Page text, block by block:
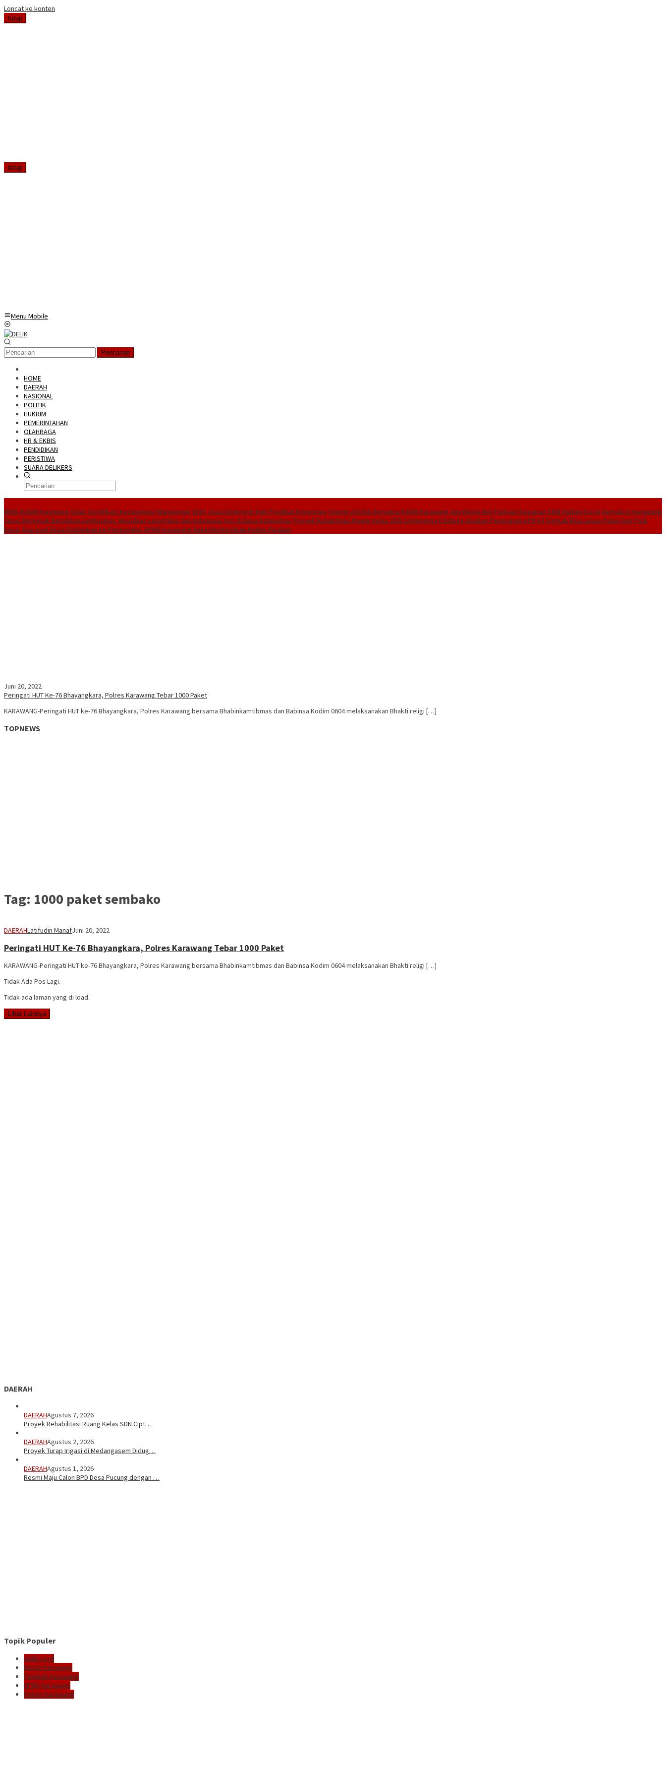
Loncat ke konten
tutup
tutup
Menu Mobile
Pencarian
HOME
DAERAH
NASIONAL
POLITIK
HUKRIM
PEMERINTAHAN
OLAHRAGA
HR & EKBIS
PENDIDIKAN
PERISTIWA
SUARA DELIKERS
NHRI–KADIN Karawang Gelar Sertifikasi Kompetensi Manajemen SDM, Asesi Didorong Raih Predikat Kompeten Sinergi ASOKA Bersama KADIN Karawang dan Metra-Net Perkuat Kesiapan SDM Hadapi Era AI Demokrat Karawang
Terus Bergerak Bersihkan Lingkungan, Wujudkan Langit Biru dan Indonesia Asri di Desa Kutapohaci Proyek Rehabilitasi Ruang Kelas SDN Ciptamarga II Diduga Abaikan Penerapan APD K3 Enggak Bisa Lunasi Pekerjaan Fisik
Desa, Dua Aset Desa Dijaminkan ke Pengusaha, DPMD Karawang Bakal Berhentikan Kades Parakan
Juni 20, 2022
Peringati HUT Ke-76 Bhayangkara, Polres Karawang Tebar 1000 Paket
KARAWANG-Peringati HUT ke-76 Bhayangkara, Polres Karawang bersama Bhabinkamtibmas dan Babinsa Kodim 0604 melaksanakan Bhakti religi […]
TOPNEWS
Tag: 1000 paket sembako
DAERAHLatifudin ManafJuni 20, 2022
Peringati HUT Ke-76 Bhayangkara, Polres Karawang Tebar 1000 Paket
KARAWANG-Peringati HUT ke-76 Bhayangkara, Polres Karawang bersama Bhabinkamtibmas dan Babinsa Kodim 0604 melaksanakan Bhakti religi […]
Tidak Ada Pos Lagi.
Tidak ada laman yang di load.
Lihat Lainnya
DAERAH
DAERAHAgustus 7, 2026
Proyek Rehabilitasi Ruang Kelas SDN Cipt…
DAERAHAgustus 2, 2026
Proyek Turap Irigasi di Medangasem Didug…
DAERAHAgustus 1, 2026
Resmi Maju Calon BPD Desa Pucung dengan …
Topik Populer
delik.co.id
Berita Karawang
Pemkab Karawang
DPRD Karawang
Polres Karawang